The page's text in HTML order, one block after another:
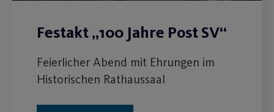
Festakt „100 Jahre Post SV“
Feierlicher Abend mit Ehrungen im
Historischen Rathaussaal